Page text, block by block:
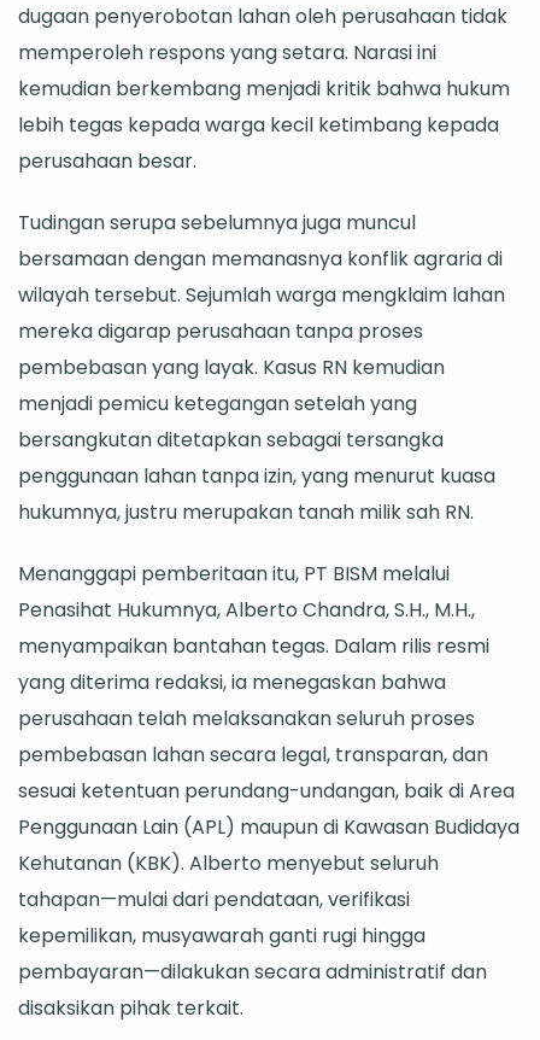
dugaan penyerobotan lahan oleh perusahaan tidak
memperoleh respons yang setara. Narasi ini
kemudian berkembang menjadi kritik bahwa hukum
lebih tegas kepada warga kecil ketimbang kepada
perusahaan besar.
Tudingan serupa sebelumnya juga muncul
bersamaan dengan memanasnya konflik agraria di
wilayah tersebut. Sejumlah warga mengklaim lahan
mereka digarap perusahaan tanpa proses
pembebasan yang layak. Kasus RN kemudian
menjadi pemicu ketegangan setelah yang
bersangkutan ditetapkan sebagai tersangka
penggunaan lahan tanpa izin, yang menurut kuasa
hukumnya, justru merupakan tanah milik sah RN.
Menanggapi pemberitaan itu, PT BISM melalui
Penasihat Hukumnya, Alberto Chandra, S.H., M.H.,
menyampaikan bantahan tegas. Dalam rilis resmi
yang diterima redaksi, ia menegaskan bahwa
perusahaan telah melaksanakan seluruh proses
pembebasan lahan secara legal, transparan, dan
sesuai ketentuan perundang-undangan, baik di Area
Penggunaan Lain (APL) maupun di Kawasan Budidaya
Kehutanan (KBK). Alberto menyebut seluruh
tahapan—mulai dari pendataan, verifikasi
kepemilikan, musyawarah ganti rugi hingga
pembayaran—dilakukan secara administratif dan
disaksikan pihak terkait.